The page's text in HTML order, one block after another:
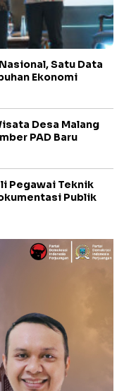
Satu Data
Ekonomi
Desa Malang
PAD Baru
Pegawai Teknik
Publik